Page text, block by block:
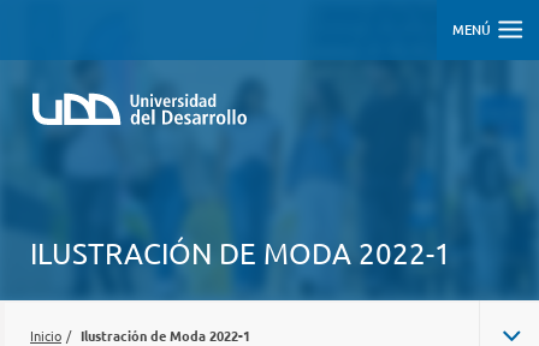
MENÚ
ILUSTRACIÓN DE MODA 2022-1
Inicio / Ilustración de Moda 2022-1